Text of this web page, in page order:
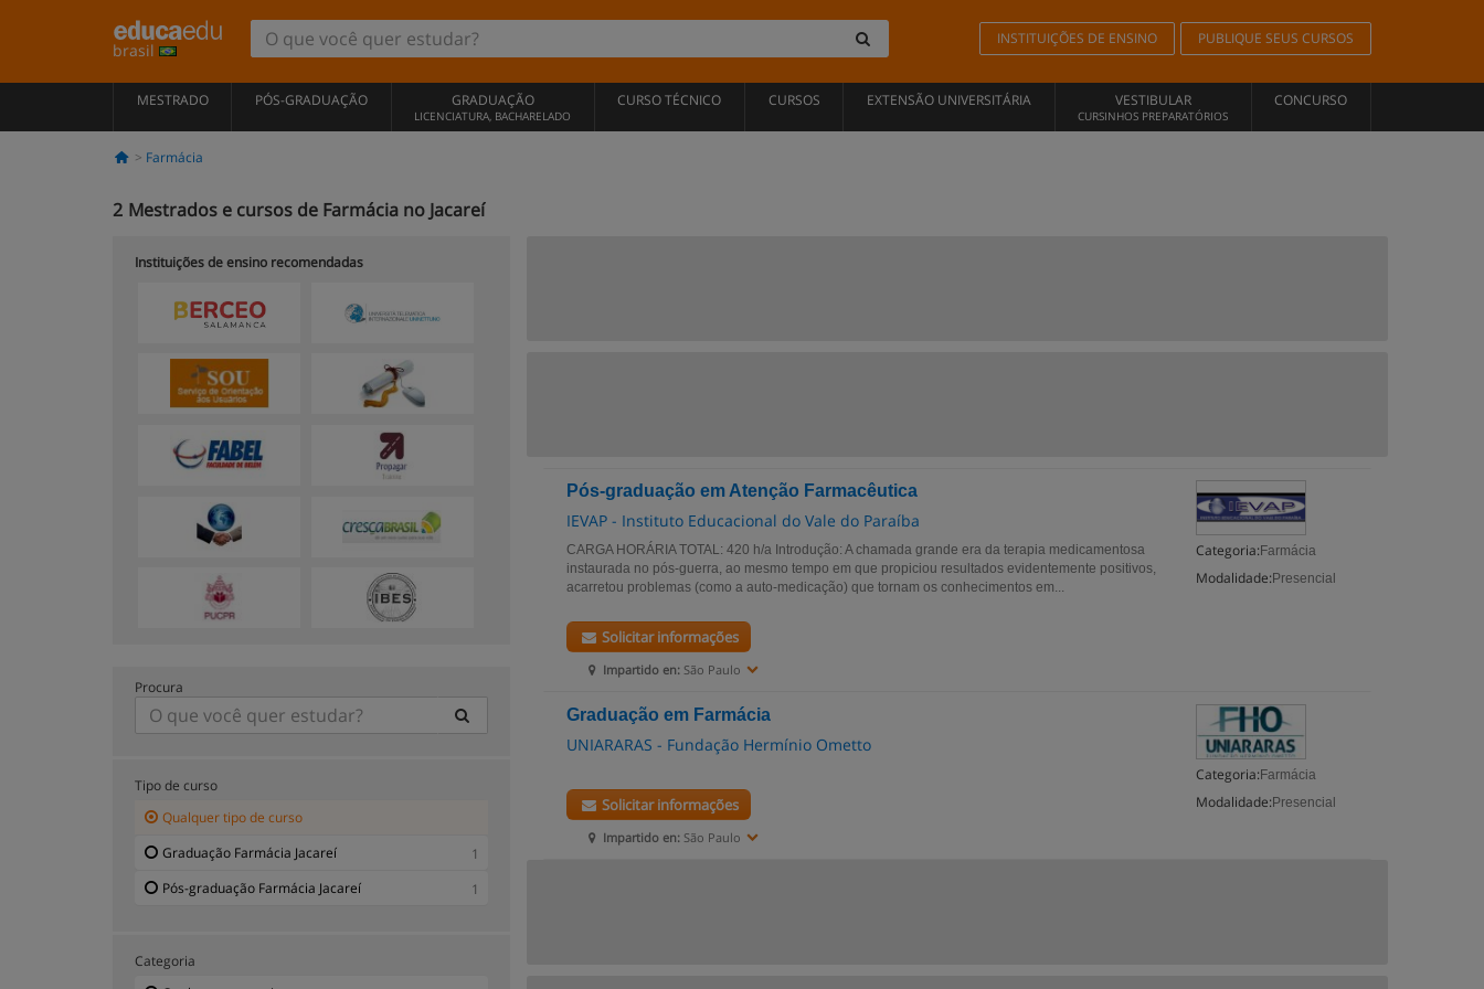
brasil
INSTITUIÇÕES DE ENSINO PUBLIQUE SEUS CURSOS
MESTRADO PÓS-GRADUAÇÃO GRADUAÇÃO
LICENCIATURA, BACHARELADO
CURSO TÉCNICO CURSOS EXTENSÃO UNIVERSITÁRIA VESTIBULAR
CURSINHOS PREPARATÓRIOS
CONCURSO
Farmácia
2 Mestrados e cursos de Farmácia no Jacareí
Pós-graduação em Atenção Farmacêutica
IEVAP - Instituto Educacional do Vale do Paraíba
Categoria: Farmácia
Modalidade: Presencial
CARGA HORÁRIA TOTAL: 420 h/a Introdução: A chamada grande era da terapia medicamentosa
instaurada no pós-guerra, ao mesmo tempo em que propiciou resultados evidentemente positivos,
acarretou problemas (como a auto-medicação) que tornam os conhecimentos em...
Impartido en: São Paulo
Solicitar informações
Graduação em Farmácia
UNIARARAS - Fundação Hermínio Ometto
Categoria: Farmácia
Modalidade: Presencial
Impartido en: São Paulo
Solicitar informações
Instituições de ensino recomendadas
Procura
Tipo de curso
Qualquer tipo de curso
Graduação Farmácia Jacareí
1
Pós-graduação Farmácia Jacareí
1
Categoria